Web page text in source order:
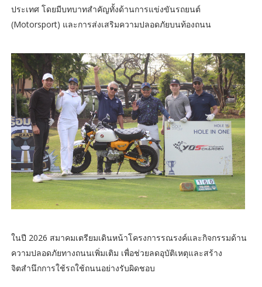
ประเทศ โดยมีบทบาทสำคัญทั้งด้านการแข่งขันรถยนต์
(Motorsport) และการส่งเสริมความปลอดภัยบนท้องถนน
ในปี 2026 สมาคมเตรียมเดินหน้าโครงการรณรงค์และกิจกรรมด้าน
ความปลอดภัยทางถนนเพิ่มเติม เพื่อช่วยลดอุบัติเหตุและสร้าง
จิตสำนึกการใช้รถใช้ถนนอย่างรับผิดชอบ